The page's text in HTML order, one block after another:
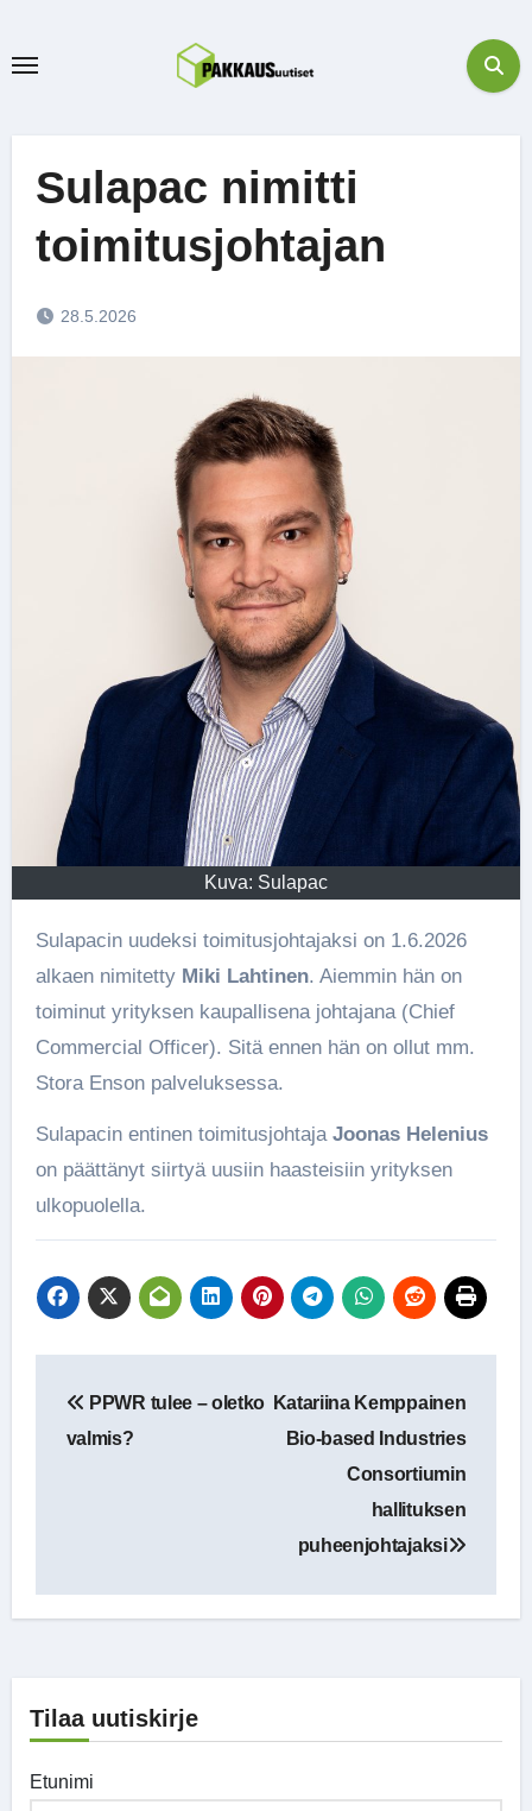
Sulapac nimitti
toimitusjohtajan
28.5.2026
Kuva: Sulapac
Sulapacin uudeksi toimitusjohtajaksi on 1.6.2026
alkaen nimitetty Miki Lahtinen. Aiemmin hän on
toiminut yrityksen kaupallisena johtajana (Chief
Commercial Officer). Sitä ennen hän on ollut mm.
Stora Enson palveluksessa.
Sulapacin entinen toimitusjohtaja Joonas Helenius
on päättänyt siirtyä uusiin haasteisiin yrityksen
ulkopuolella.
selaus
PPWR tulee – oletko
valmis?
Katariina Kemppainen
Bio-based Industries
Consortiumin
hallituksen
puheenjohtajaksi
Tilaa uutiskirje
Etunimi